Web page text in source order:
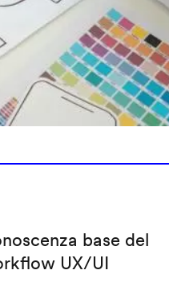
base del
UX/UI